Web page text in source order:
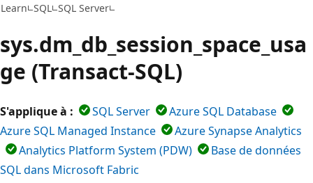
Learn SQL SQL Server
sys.dm_db_session_space_usa
ge (Transact-SQL)
S'applique à : SQL Server
Azure SQL Database
Azure SQL Managed Instance
Azure Synapse Analytics
Analytics Platform System (PDW)
Base de données
SQL dans Microsoft Fabric